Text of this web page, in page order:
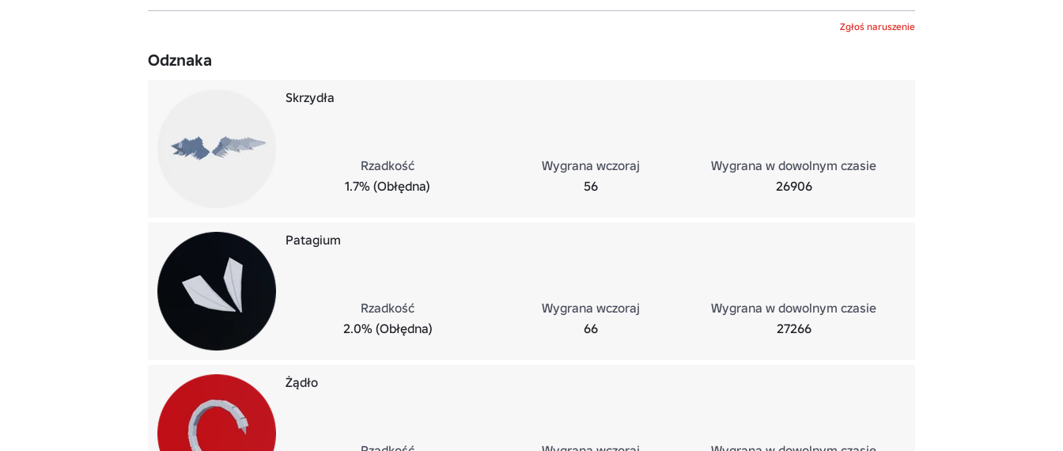
Zgłoś naruszenie
Odznaka
Skrzydła
Rzadkość
1.7% (Obłędna)
Wygrana wczoraj
56
Wygrana w dowolnym czasie
26906
Patagium
Rzadkość
2.0% (Obłędna)
Wygrana wczoraj
66
Wygrana w dowolnym czasie
27266
Żądło